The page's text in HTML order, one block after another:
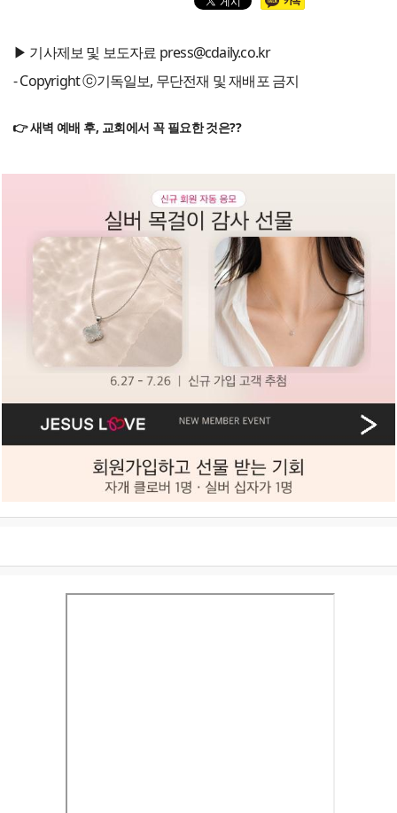
▶ 기사제보 및 보도자료 press@cdaily.co.kr
- Copyright ⓒ기독일보, 무단전재 및 재배포 금지
👉 새벽 예배 후, 교회에서 꼭 필요한 것은??